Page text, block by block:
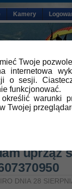
Twoje
internetowa
o sesji.
funkcjonować.
określić warunki
Twojej
Kamery
uprząż
DNIA 28